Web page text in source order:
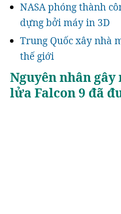
NASA phóng thành
dựng bởi máy in 3D
Trung Quốc xây nhà
thế giới
Nguyên nhân
lửa Falcon 9 đã